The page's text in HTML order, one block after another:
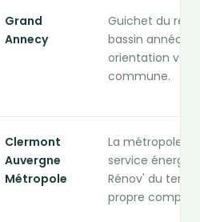
Grand
Annecy
Guichet du
bassin
orientation vers
commune.
Clermont
Auvergne
Métropole
La métropole
service énergie
Rénov' du
propre